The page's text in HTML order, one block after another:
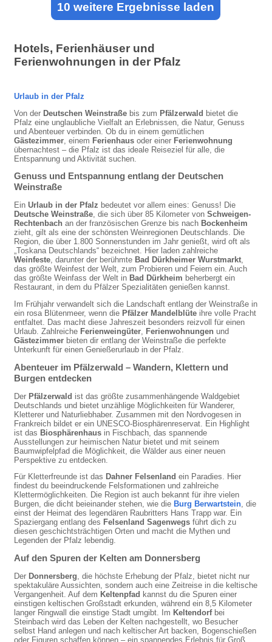
10 weitere Ergebnisse laden
Hotels, Ferienhäuser und
Ferienwohnungen in der Pfalz
Urlaub in der Pfalz
Von der Deutschen Weinstraße bis zum Pfälzerwald bietet die
Pfalz eine unglaubliche Vielfalt an Erlebnissen, die Natur, Genuss
und Abenteuer verbinden. Ob du in einem gemütlichen
Gästezimmer , einem Ferienhaus oder einer Ferienwohnung
übernachtest – die Pfalz ist das ideale Reiseziel für alle, die
Entspannung und Aktivität suchen.
Genuss und Entspannung entlang der Deutschen
Weinstraße
EinUrlaub in der Pfalz bedeutet vor allem eines: Genuss! Die
Deutsche Weinstraße, die sich über 85 Kilometer vonSchweigen-
Rechtenbach an der französischen Grenze bis nach Bockenheim
zieht, gilt als eine der schönsten Weinregionen Deutschlands. Die
Region, die über 1.800 Sonnenstunden im Jahr genießt, wird oft als
„Toskana Deutschlands“ bezeichnet. Hier laden zahlreiche
Weinfeste, darunter der berühmte Bad Dürkheimer Wurstmarkt,
das größte Weinfest der Welt, zum Probieren und Feiern ein. Auch
das größte Weinfass der Welt in Bad Dürkheim beherbergt ein
Restaurant, in dem du Pfälzer Spezialitäten genießen kannst.
Im Frühjahr verwandelt sich die Landschaft entlang der Weinstraße in
ein rosa Blütenmeer, wenn die Pfälzer Mandelblüte ihre volle Pracht
entfaltet. Das macht diese Jahreszeit besonders reizvoll für einen
Urlaub. Zahlreiche Ferienweingüter Ferienwohnungen und
Gästezimmer bieten dir entlang der Weinstraße die perfekte
Unterkunft für einen Genießerurlaub in der Pfalz.
Abenteuer im Pfälzerwald – Wandern, Klettern und
Burgen entdecken
Der Pfälzerwald ist das größte zusammenhängende Waldgebiet
Deutschlands und bietet unzählige Möglichkeiten für Wanderer,
Kletterer und Naturliebhaber. Zusammen mit den Nordvogesen in
Frankreich bildet er ein UNESCO-Biosphärenreservat. Ein Highlight
ist das Biosphärenhaus in Fischbach, das spannende
Ausstellungen zur heimischen Natur bietet und mit seinem
Baumwipfelpfad die Möglichkeit, die Wälder aus einer neuen
Perspektive zu entdecken.
Für Kletterfreunde ist das Dahner Felsenland ein Paradies. Hier
findest du beeindruckende Felsformationen und zahlreiche
Klettermöglichkeiten. Die Region ist auch bekannt für ihre vielen
Burgen, die dicht beieinander stehen, wie die Burg Berwartstein, die
einst der Heimat des legendären Raubritters Hans Trapp war. Ein
Spaziergang entlang des Felsenland Sagenwegs führt dich zu
diesen geschichtsträchtigen Orten und macht die Mythen und
Legenden der Pfalz lebendig.
Auf den Spuren der Kelten am Donnersberg
Der Donnersberg , die höchste Erhebung der Pfalz, bietet nicht nur
spektakuläre Aussichten, sondern auch eine Zeitreise in die keltische
Vergangenheit. Auf dem Keltenpfad kannst du die Spuren einer
einstigen keltischen Großstadt erkunden, während ein 8,5 Kilometer
langer Ringwall die einstige Stadt umgibt. Im Keltendorfbei
Steinbach wird das Leben der Kelten nachgestellt, wo Besucher
selbst Hand anlegen und nach keltischer Art backen, Bogenschießen
oder Figuren schaffen können – ein spannendes Erlebnis für Groß